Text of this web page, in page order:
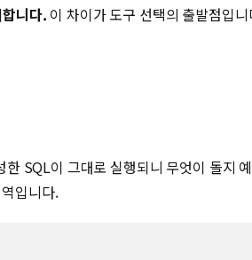
니다. 이 차이가 도구 선택의 출발점입니
SQL이 그대로 실행되니 무엇이 돌지
입니다.